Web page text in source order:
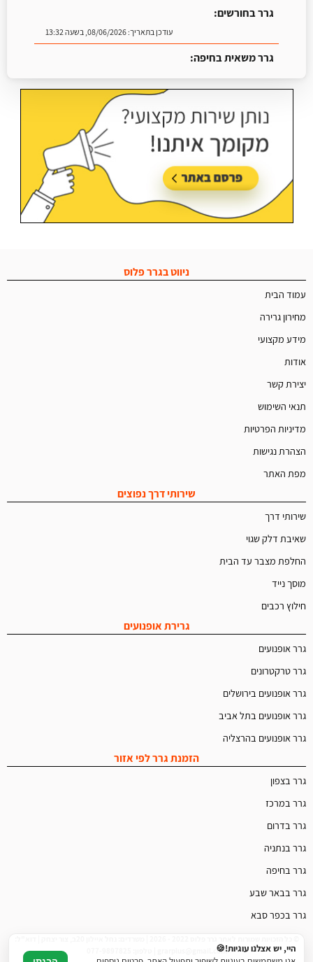
גרר בחורשים:
עודכן בתאריך:08/06/2026, בשעה 13:32
גרר משאית בחיפה:
עודכן בתאריך:25/06/2026, בשעה 13:25
ניווט בגרר פלוס
עמוד הבית
מחירון גרירה
מידע מקצועי
אודות
יצירת קשר
תנאי השימוש
מדיניות הפרטיות
הצהרת נגישות
מפת האתר
שירותי דרך נפוצים
שירותי דרך
שאיבת דלק שגוי
החלפת מצבר עד הבית
מוסך נייד
חילוץ רכבים
גרירת אופנועים
גרר אופנועים
גרר טרקטרונים
גרר אופנועים בירושלים
גרר אופנועים בתל אביב
גרר אופנועים בהרצליה
הזמנת גרר לפי אזור
גרר בצפון
גרר במרכז
גרר בדרום
גרר בנתניה
גרר בחיפה
גרר בבאר שבע
גרר בכפר סבא
grarplus@gmail.com | טלפון: 077-9897825היי, יש אצלנו עוגיות!🍪